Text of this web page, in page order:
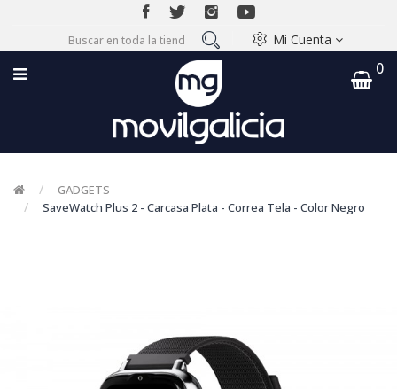
Mi Cuenta
0
GADGETS
SaveWatch Plus 2 - Carcasa Plata - Correa Tela - Color Negro